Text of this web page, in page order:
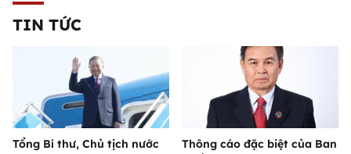
TIN TỨC
Tổng Bí thư, Chủ tịch nước
Thông cáo đặc biệt của Ban